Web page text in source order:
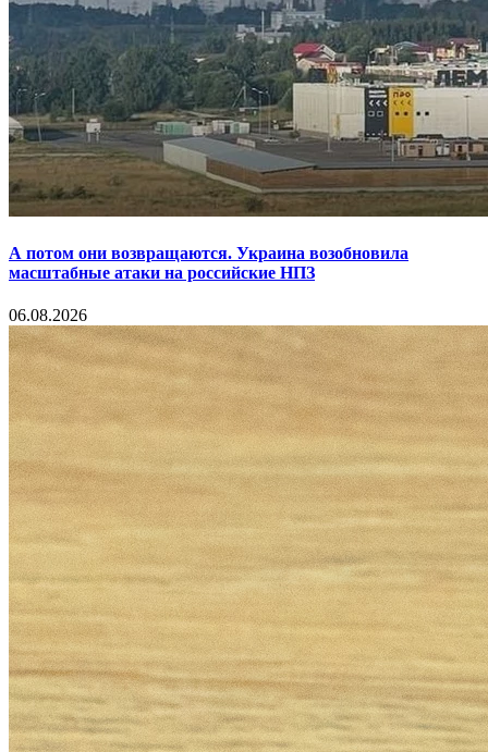
А потом они возвращаются. Украина возобновила
масштабные атаки на российские НПЗ
06.08.2026